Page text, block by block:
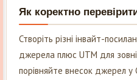
Як коректно
Створіть різні інвайт-
джерела плюс UTM для
порівняйте внесок джерел у